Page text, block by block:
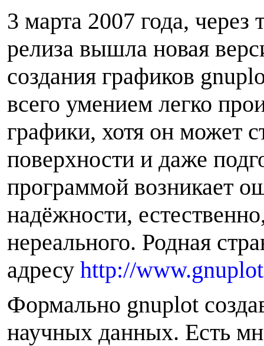
3 марта 2007 года,
релиза вышла новая
создания графиков
всего умением легко
графики, хотя он может
поверхности и даже
программой возникает
надёжности,
нереального. Родная
адресу http://
Формально gnuplot
научных данных. Есть